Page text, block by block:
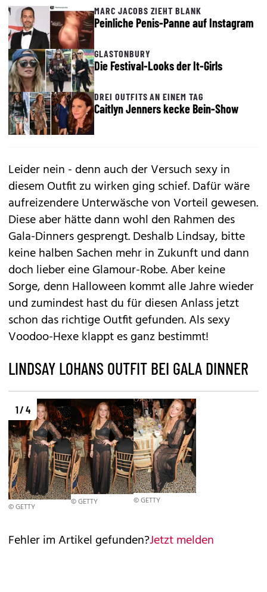
MARC JACOBS ZIEHT BLANK
Peinliche Penis-Panne auf Instagram
GLASTONBURY
Die Festival-Looks der It-Girls
DREI OUTFITS AN EINEM TAG
Caitlyn Jenners kecke Bein-Show
Leider nein - denn auch der Versuch sexy in
diesem Outfit zu wirken ging schief. Dafür wäre
aufreizendere Unterwäsche von Vorteil gewesen.
Diese aber hätte dann wohl den Rahmen des
Gala-Dinners gesprengt. Deshalb Lindsay, bitte
keine halben Sachen mehr in Zukunft und dann
doch lieber eine Glamour-Robe. Aber keine
Sorge, denn Halloween kommt alle Jahre wieder
und zumindest hast du für diesen Anlass jetzt
schon das richtige Outfit gefunden. Als sexy
Voodoo-Hexe klappt es ganz bestimmt!
LINDSAY LOHANS OUTFIT BEI GALA DINNER
1 / 4
© GETTY © GETTY © GETTY
Fehler im Artikel gefunden?Jetzt melden